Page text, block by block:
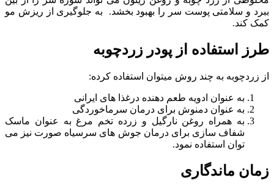
ببرد و سلامتی پوست سر را بهبود بخشد. به جلوگیری از ریزش مو
کمک کند.
طرز استفاده از پودر زردچوبه
از زردچوبه به چند روش میتوان استفاده کرده:
به عنوان ادویه طعم دهنده درغذا های ایرانی
به عنوان دمنوش برای درمان سرماخوردگی
به همراه روغن نارگیل و زرده تخم مرغ به عنوان ماسک
شفاف سازی برای درمان جوش های سرسیاه صورت نیز می
توان استفاده نمود.
زمان ماندگاری